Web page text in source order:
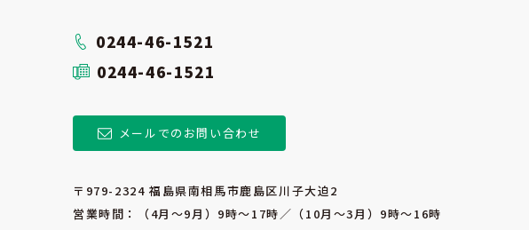
0244-46-1521
0244-46-1521
メールでのお問い合わせ
〒979-2324 福島県南相馬市鹿島区川子大迫2
営業時間：（4月～9月）9時～17時／（10月～3月）9時～16時